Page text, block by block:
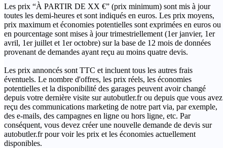
Les prix “À PARTIR DE XX €” (prix minimum) sont mis à jour
toutes les demi-heures et sont indiqués en euros. Les prix moyens,
prix maximum et économies potentielles sont exprimées en euros ou
en pourcentage sont mises à jour trimestriellement (1er janvier, 1er
avril, 1er juillet et 1er octobre) sur la base de 12 mois de données
provenant de demandes ayant reçu au moins quatre devis.
Les prix annoncés sont TTC et incluent tous les autres frais
éventuels. Le nombre d'offres, les prix réels, les économies
potentielles et la disponibilité des garages peuvent avoir changé
depuis votre dernière visite sur autobutler.fr ou depuis que vous avez
reçu des communications marketing de notre part via, par exemple,
des e-mails, des campagnes en ligne ou hors ligne, etc. Par
conséquent, vous devez créer une nouvelle demande de devis sur
autobutler.fr pour voir les prix et les économies actuellement
disponibles.